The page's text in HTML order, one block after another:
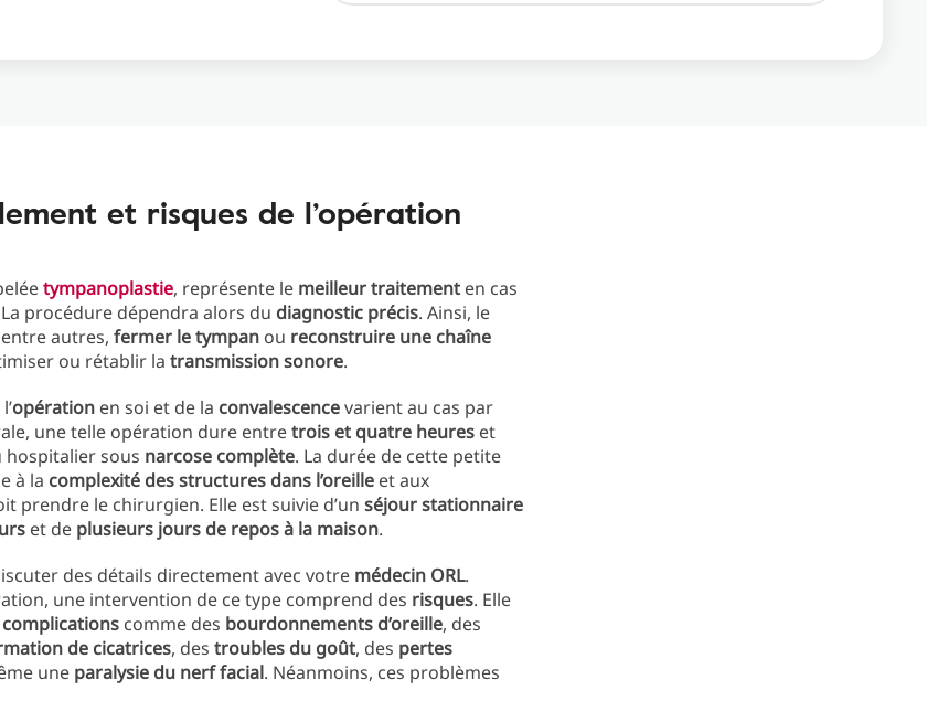
et risques de l’opération
tympanoplastie, représente le meilleur traitement en cas
procédure dépendra alors du diagnostic précis. Ainsi, le
autres, fermer le tympan ou reconstruire une chaîne
ou rétablir la transmission sonore.
opération en soi et de la convalescencevarient au cas par
une telle opération dure entretrois et quatre heures et
hospitalier sous narcose complète. La durée de cette petite
à la complexité des structures dans l’oreille et aux
prendre le chirurgien. Elle est suivie d’un séjour stationnaire
et de plusieurs jours de repos à la maison.
des détails directement avec votre médecin ORL.
une intervention de ce type comprend des risques. Elle
complications comme des bourdonnements d’oreille, des
de cicatrices, des troubles du goût, des pertes
une paralysie du nerf facial. Néanmoins, ces problèmes